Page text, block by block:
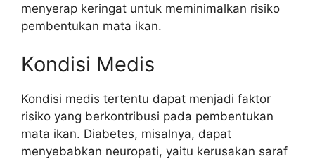
menyerap keringat untuk meminimalkan risiko
pembentukan mata ikan.
Kondisi Medis
Kondisi medis tertentu dapat menjadi faktor
risiko yang berkontribusi pada pembentukan
mata ikan. Diabetes, misalnya, dapat
menyebabkan neuropati, yaitu kerusakan saraf